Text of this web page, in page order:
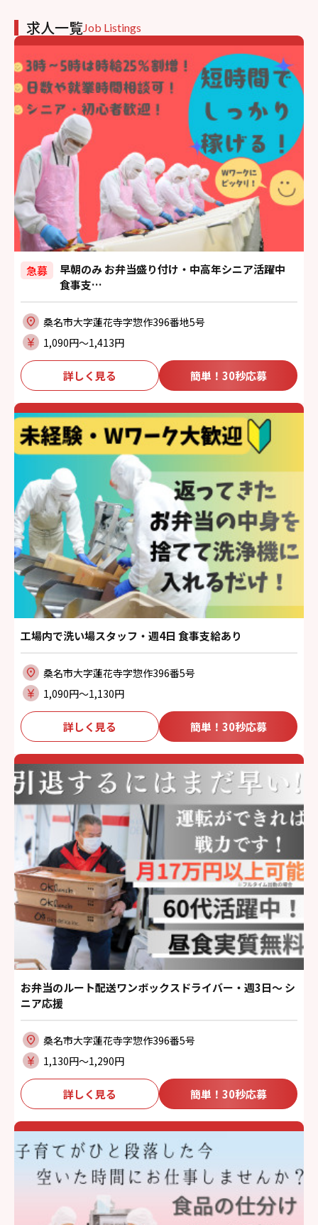
求人一覧Job Listings
急募
早朝のみ お弁当盛り付け・中高年シニア活躍中
食事支…
桑名市大字蓮花寺字惣作396番地5号
1,090円〜1,413円
詳しく見る 簡単！30秒応募
工場内で洗い場スタッフ・週4日 食事支給あり
桑名市大字蓮花寺字惣作396番5号
1,090円〜1,130円
詳しく見る 簡単！30秒応募
お弁当のルート配送ワンボックスドライバー・週3日～ シ
ニア応援
桑名市大字蓮花寺字惣作396番5号
1,130円〜1,290円
詳しく見る 簡単！30秒応募